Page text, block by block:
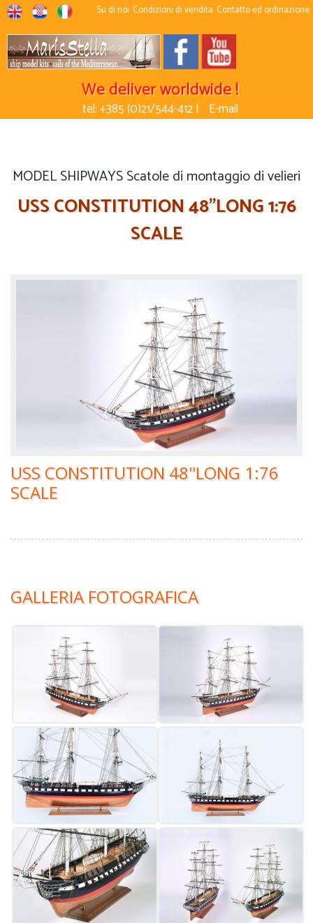
Su di noi Condizioni di vendita Contatto ed ordinazione
We deliver worldwide !
tel: +385 (0)21/544-412 | E-mail
MODEL SHIPWAYS Scatole di montaggio di velieri
USS CONSTITUTION 48''LONG 1:76
SCALE
USS CONSTITUTION 48''LONG 1:76
SCALE
GALLERIA FOTOGRAFICA